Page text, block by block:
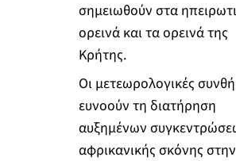
σημειωθούν στα
ορεινά και τα ορεινά της
Κρήτης.
Οι μετεωρολογικές
ευνοούν τη διατήρηση
αυξημένων
αφρικανικής σκόνης στην